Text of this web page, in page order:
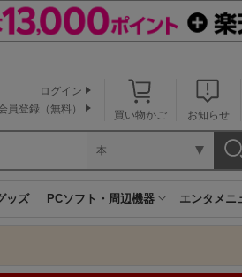
買い物かご お知らせ
ログイン
員登録（無料）
本
ッズ PCソフト・周辺機器 エンタメニ